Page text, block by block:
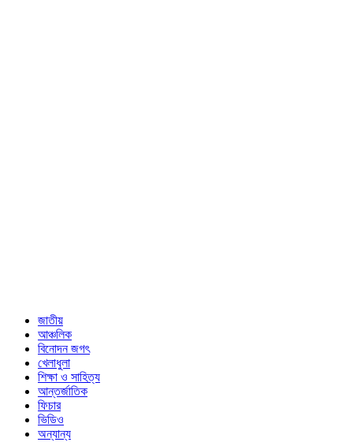
জাতীয়
আঞ্চলিক
বিনোদন জগৎ
খেলাধুলা
শিক্ষা ও সাহিত্য
আন্তর্জাতিক
ফিচার
ভিডিও
অন্যান্য